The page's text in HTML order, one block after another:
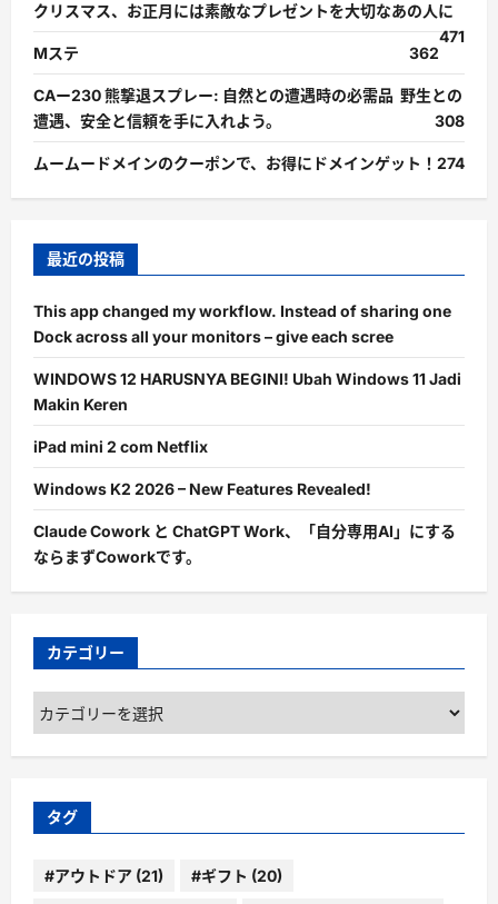
クリスマス、お正月には素敵なプレゼントを大切なあの人に
471
Mステ
362
CAー230 熊撃退スプレー: 自然との遭遇時の必需品 野生との
遭遇、安全と信頼を手に入れよう。
308
ムームードメインのクーポンで、お得にドメインゲット！ 274
最近の投稿
This app changed my workflow. Instead of sharing one
Dock across all your monitors – give each scree
WINDOWS 12 HARUSNYA BEGINI! Ubah Windows 11 Jadi
Makin Keren
iPad mini 2 com Netflix
Windows K2 2026 – New Features Revealed!
Claude Cowork と ChatGPT Work、「自分専用AI」にする
ならまずCoworkです。
カテゴリー
カ
テ
ゴ
ー
タグ
#アウトドア (21) #ギフト (20)